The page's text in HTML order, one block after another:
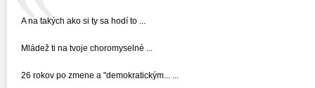
A na takých ako si ty sa hodí to ...
Mládež ti na tvoje choromyselné ...
26 rokov po zmene a "demokratickým... ...